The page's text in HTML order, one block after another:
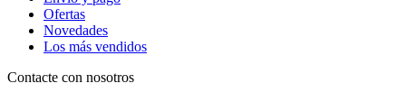
Ofertas
Novedades
Los más vendidos
Contacte con nosotros